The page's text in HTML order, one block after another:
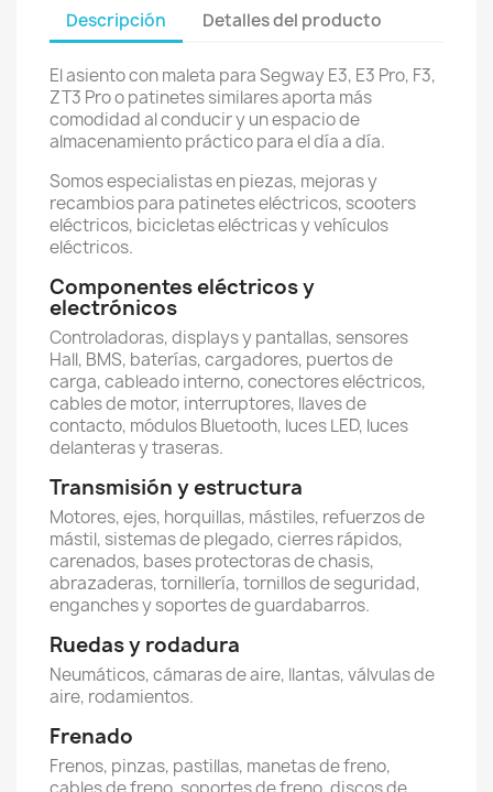
Descripción Detalles del producto
El asiento con maleta para Segway E3, E3 Pro, F3,
ZT3 Pro o patinetes similares aporta más
comodidad al conducir y un espacio de
almacenamiento práctico para el día a día.
Somos especialistas en piezas, mejoras y
recambios para patinetes eléctricos, scooters
eléctricos, bicicletas eléctricas y vehículos
eléctricos.
Componentes eléctricos y
electrónicos
Controladoras, displays y pantallas, sensores
Hall, BMS, baterías, cargadores, puertos de
carga, cableado interno, conectores eléctricos,
cables de motor, interruptores, llaves de
contacto, módulos Bluetooth, luces LED, luces
delanteras y traseras.
Transmisión y estructura
Motores, ejes, horquillas, mástiles, refuerzos de
mástil, sistemas de plegado, cierres rápidos,
carenados, bases protectoras de chasis,
abrazaderas, tornillería, tornillos de seguridad,
enganches y soportes de guardabarros.
Ruedas y rodadura
Neumáticos, cámaras de aire, llantas, válvulas de
aire, rodamientos.
Frenado
Frenos, pinzas, pastillas, manetas de freno,